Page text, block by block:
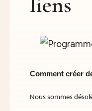
Comment créer
Nous sommes